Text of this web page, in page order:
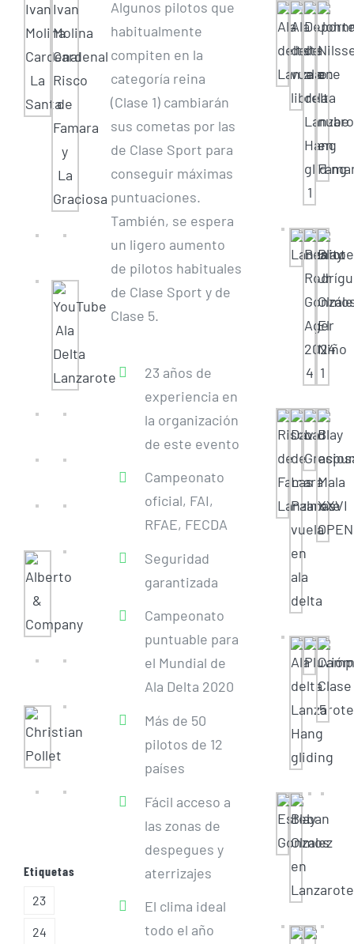
Algunos pilotos que
habitualmente
compiten en la
categoría reina
(Clase 1) cambiarán
sus cometas por las
de Clase Sport para
conseguir máximas
puntuaciones.
También, se espera
un ligero aumento
de pilotos habituales
de Clase Sport y de
Clase 5.
23 años de
experiencia en
la organización
de este evento
Campeonato
oficial, FAI,
RFAE, FECDA
Seguridad
garantizada
Campeonato
puntuable para
el Mundial de
Ala Delta 2020
Más de 50
pilotos de 12
países
Fácil acceso a
las zonas de
despegues y
aterrizajes
El clima ideal
todo el año
Etiquetas
23
24